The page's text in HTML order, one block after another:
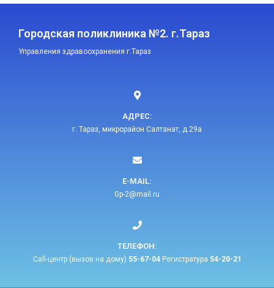
Городская поликлиника №2. г.Тараз
Управления здравоохранения г.Тараз
АДРЕС:
г. Тараз, микрорайон Салтанат, д.29а
E-MAIL:​
Gp-2@mail.ru​
ТЕЛЕФОН:​
Call-центр (вызов на дому) 55-67-04Регистратура 54-20-21